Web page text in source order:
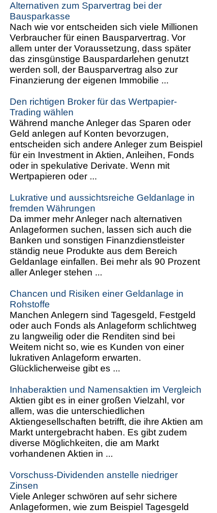
Alternativen zum Sparvertrag bei der
Bausparkasse
Nach wie vor entscheiden sich viele Millionen
Verbraucher für einen Bausparvertrag. Vor
allem unter der Voraussetzung, dass später
das zinsgünstige Bauspardarlehen genutzt
werden soll, der Bausparvertrag also zur
Finanzierung der eigenen Immobilie ...
Den richtigen Broker für das Wertpapier-
Trading wählen
Während manche Anleger das Sparen oder
Geld anlegen auf Konten bevorzugen,
entscheiden sich andere Anleger zum Beispiel
für ein Investment in Aktien, Anleihen, Fonds
oder in spekulative Derivate. Wenn mit
Wertpapieren oder ...
Lukrative und aussichtsreiche Geldanlage in
fremden Währungen
Da immer mehr Anleger nach alternativen
Anlageformen suchen, lassen sich auch die
Banken und sonstigen Finanzdienstleister
ständig neue Produkte aus dem Bereich
Geldanlage einfallen. Bei mehr als 90 Prozent
aller Anleger stehen ...
Chancen und Risiken einer Geldanlage in
Rohstoffe
Manchen Anlegern sind Tagesgeld, Festgeld
oder auch Fonds als Anlageform schlichtweg
zu langweilig oder die Renditen sind bei
Weitem nicht so, wie es Kunden von einer
lukrativen Anlageform erwarten.
Glücklicherweise gibt es ...
Inhaberaktien und Namensaktien im Vergleich
Aktien gibt es in einer großen Vielzahl, vor
allem, was die unterschiedlichen
Aktiengesellschaften betrifft, die ihre Aktien am
Markt untergebracht haben. Es gibt zudem
diverse Möglichkeiten, die am Markt
vorhandenen Aktien in ...
Vorschuss-Dividenden anstelle niedriger
Zinsen
Viele Anleger schwören auf sehr sichere
Anlageformen, wie zum Beispiel Tagesgeld